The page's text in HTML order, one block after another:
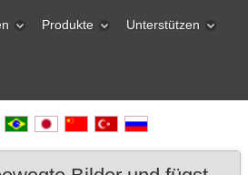
Produkte Unterstützen